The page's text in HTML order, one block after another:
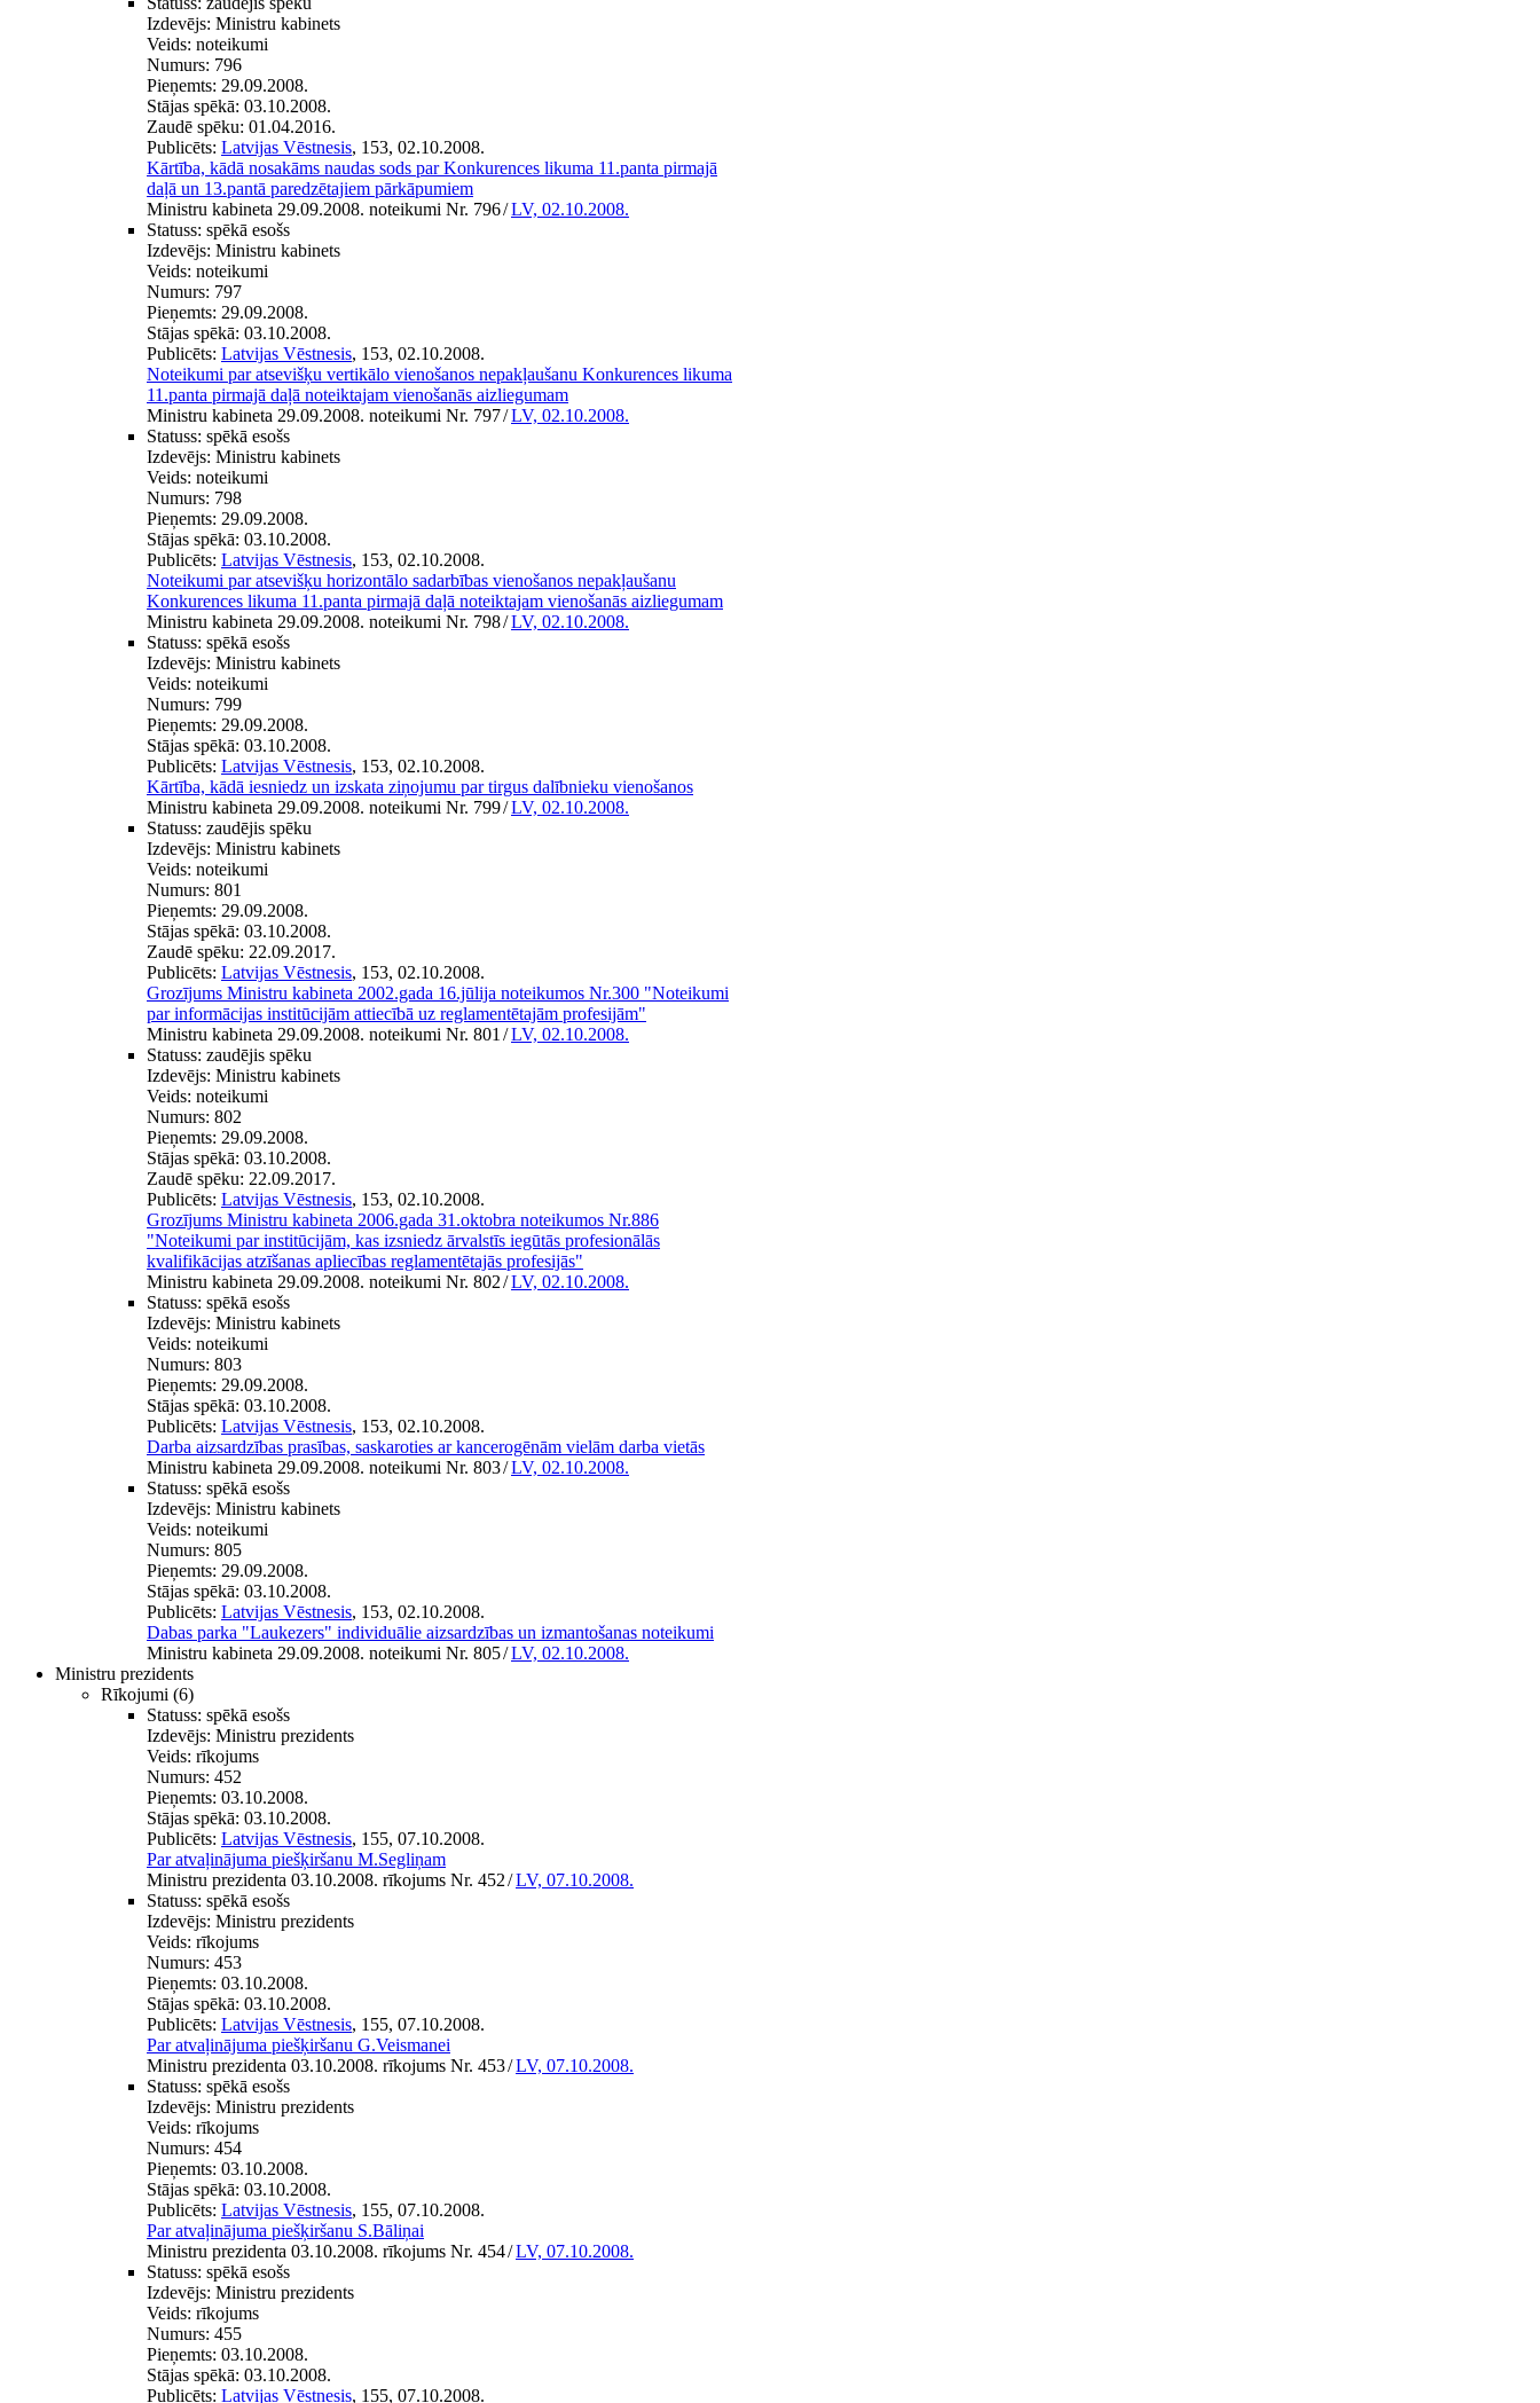
Izdevējs: Ministru kabinets
Veids: noteikumi
Numurs: 796
Pieņemts: 29.09.2008.
Stājas spēkā: 03.10.2008.
Zaudē spēku: 01.04.2016.
Publicēts: Latvijas Vēstnesis, 153, 02.10.2008.
Kārtība, kādā nosakāms naudas sods par Konkurences likuma 11.panta pirmajā
daļā un 13.pantā paredzētajiem pārkāpumiem
Ministru kabineta 29.09.2008. noteikumi Nr. 796/LV, 02.10.2008.
Statuss: spēkā esošs
Izdevējs: Ministru kabinets
Veids: noteikumi
Numurs: 797
Pieņemts: 29.09.2008.
Stājas spēkā: 03.10.2008.
Publicēts: Latvijas Vēstnesis, 153, 02.10.2008.
Noteikumi par atsevišķu vertikālo vienošanos nepakļaušanu Konkurences likuma
11.panta pirmajā daļā noteiktajam vienošanās aizliegumam
Ministru kabineta 29.09.2008. noteikumi Nr. 797/LV, 02.10.2008.
Statuss: spēkā esošs
Izdevējs: Ministru kabinets
Veids: noteikumi
Numurs: 798
Pieņemts: 29.09.2008.
Stājas spēkā: 03.10.2008.
Publicēts: Latvijas Vēstnesis, 153, 02.10.2008.
Noteikumi par atsevišķu horizontālo sadarbības vienošanos nepakļaušanu
Konkurences likuma 11.panta pirmajā daļā noteiktajam vienošanās aizliegumam
Ministru kabineta 29.09.2008. noteikumi Nr. 798/LV, 02.10.2008.
Statuss: spēkā esošs
Izdevējs: Ministru kabinets
Veids: noteikumi
Numurs: 799
Pieņemts: 29.09.2008.
Stājas spēkā: 03.10.2008.
Publicēts: Latvijas Vēstnesis, 153, 02.10.2008.
Kārtība, kādā iesniedz un izskata ziņojumu par tirgus dalībnieku vienošanos
Ministru kabineta 29.09.2008. noteikumi Nr. 799/LV, 02.10.2008.
Statuss: zaudējis spēku
Izdevējs: Ministru kabinets
Veids: noteikumi
Numurs: 801
Pieņemts: 29.09.2008.
Stājas spēkā: 03.10.2008.
Zaudē spēku: 22.09.2017.
Publicēts: Latvijas Vēstnesis, 153, 02.10.2008.
Grozījums Ministru kabineta 2002.gada 16.jūlija noteikumos Nr.300 "Noteikumi
par informācijas institūcijām attiecībā uz reglamentētajām profesijām"
Ministru kabineta 29.09.2008. noteikumi Nr. 801 /LV, 02.10.2008.
Statuss: zaudējis spēku
Izdevējs: Ministru kabinets
Veids: noteikumi
Numurs: 802
Pieņemts: 29.09.2008.
Stājas spēkā: 03.10.2008.
Zaudē spēku: 22.09.2017.
Publicēts: Latvijas Vēstnesis, 153, 02.10.2008.
Grozījums Ministru kabineta 2006.gada 31.oktobra noteikumos Nr.886
"Noteikumi par institūcijām, kas izsniedz ārvalstīs iegūtās profesionālās
kvalifikācijas atzīšanas apliecības reglamentētajās profesijās"
Ministru kabineta 29.09.2008. noteikumi Nr. 802/LV, 02.10.2008.
Statuss: spēkā esošs
Izdevējs: Ministru kabinets
Veids: noteikumi
Numurs: 803
Pieņemts: 29.09.2008.
Stājas spēkā: 03.10.2008.
Publicēts: Latvijas Vēstnesis, 153, 02.10.2008.
Darba aizsardzības prasības, saskaroties ar kancerogēnām vielām darba vietās
Ministru kabineta 29.09.2008. noteikumi Nr. 803/LV, 02.10.2008.
Statuss: spēkā esošs
Izdevējs: Ministru kabinets
Veids: noteikumi
Numurs: 805
Pieņemts: 29.09.2008.
Stājas spēkā: 03.10.2008.
Publicēts: Latvijas Vēstnesis, 153, 02.10.2008.
Dabas parka "Laukezers" individuālie aizsardzības un izmantošanas noteikumi
Ministru kabineta 29.09.2008. noteikumi Nr. 805/LV, 02.10.2008.
Ministru prezidents
Rīkojumi (6)
Statuss: spēkā esošs
Izdevējs: Ministru prezidents
Veids: rīkojums
Numurs: 452
Pieņemts: 03.10.2008.
Stājas spēkā: 03.10.2008.
Publicēts: Latvijas Vēstnesis, 155, 07.10.2008.
Par atvaļinājuma piešķiršanu M.Segliņam
Ministru prezidenta 03.10.2008. rīkojums Nr. 452/LV, 07.10.2008.
Statuss: spēkā esošs
Izdevējs: Ministru prezidents
Veids: rīkojums
Numurs: 453
Pieņemts: 03.10.2008.
Stājas spēkā: 03.10.2008.
Publicēts: Latvijas Vēstnesis, 155, 07.10.2008.
Par atvaļinājuma piešķiršanu G.Veismanei
Ministru prezidenta 03.10.2008. rīkojums Nr. 453/LV, 07.10.2008.
Statuss: spēkā esošs
Izdevējs: Ministru prezidents
Veids: rīkojums
Numurs: 454
Pieņemts: 03.10.2008.
Stājas spēkā: 03.10.2008.
Publicēts: Latvijas Vēstnesis, 155, 07.10.2008.
Par atvaļinājuma piešķiršanu S.Bāliņai
Ministru prezidenta 03.10.2008. rīkojums Nr. 454/LV, 07.10.2008.
Statuss: spēkā esošs
Izdevējs: Ministru prezidents
Veids: rīkojums
Numurs: 455
Pieņemts: 03.10.2008.
Stājas spēkā: 03.10.2008.
Publicēts: Latvijas Vēstnesis, 155, 07.10.2008.